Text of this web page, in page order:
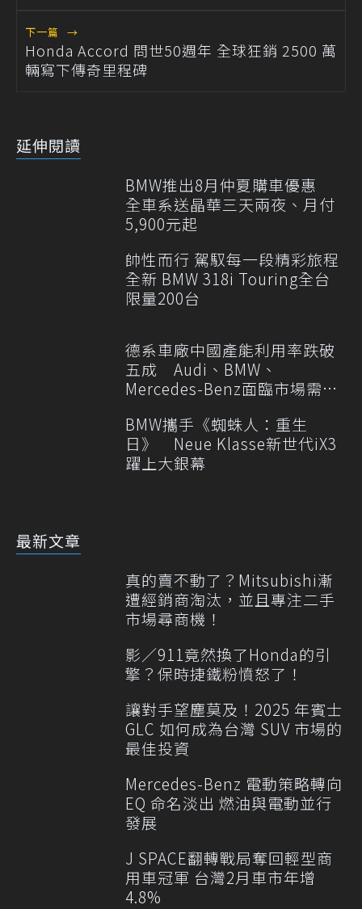
下一篇 →
Honda Accord 問世50週年 全球狂銷 2500 萬
輛寫下傳奇里程碑
延伸閱讀
BMW推出8月仲夏購車優惠
全車系送晶華三天兩夜、月付
5,900元起
帥性而行 駕馭每一段精彩旅程
全新 BMW 318i Touring全台
限量200台
德系車廠中國產能利用率跌破
五成 Audi、BMW、
Mercedes-Benz面臨市場需求
BMW攜手《蜘蛛人：重生
日》 Neue Klasse新世代iX3
躍上大銀幕
最新文章
真的賣不動了？Mitsubishi漸
遭經銷商淘汰，並且專注二手
市場尋商機！
影／911竟然換了Honda的引
擎？保時捷鐵粉憤怒了！
讓對手望塵莫及！2025 年賓士
GLC 如何成為台灣 SUV 市場的
最佳投資
Mercedes-Benz 電動策略轉向
EQ 命名淡出 燃油與電動並行
發展
J SPACE翻轉戰局奪回輕型商
用車冠軍 台灣2月車市年增
4.8%